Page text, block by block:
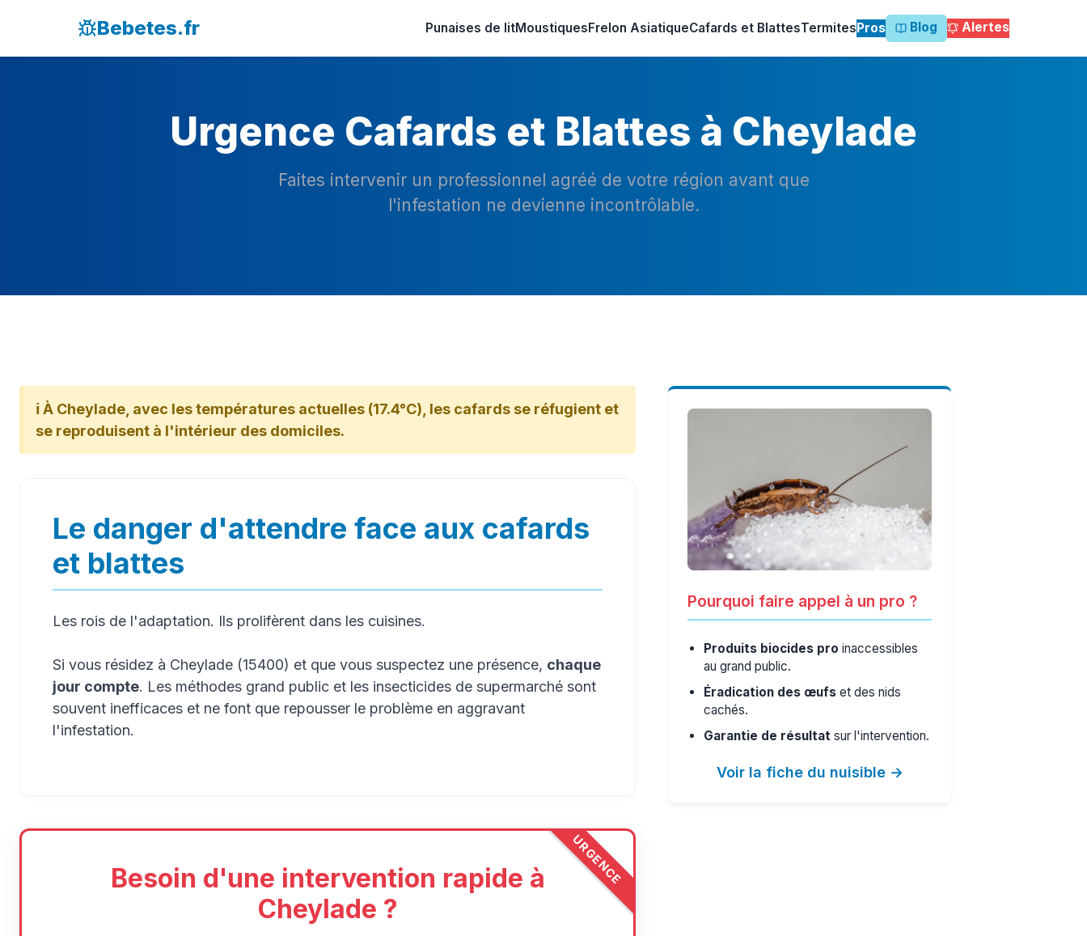
Bebetes.fr Punaises de litMoustiquesFrelon AsiatiqueCafards et BlattesTermitesPros Blog Alertes
Urgence Cafards et Blattes à Cheylade
Faites intervenir un professionnel agréé de votre région avant que
l'infestation ne devienne incontrôlable.
ℹ️ À Cheylade, avec les températures actuelles (17.4°C), les cafards se réfugient et
se reproduisent à l'intérieur des domiciles.
Le danger d'attendre face aux cafards
et blattes
Les rois de l'adaptation. Ils prolifèrent dans les cuisines.
Si vous résidez à Cheylade (15400) et que vous suspectez une présence, chaque
jour compte. Les méthodes grand public et les insecticides de supermarché sont
souvent inefficaces et ne font que repousser le problème en aggravant
l'infestation.
URGENCE
Besoin d'une intervention rapide à
Cheylade ?
Pourquoi faire appel à un pro ?
Produits biocides pro inaccessibles
au grand public.
Éradication des œufs et des nids
cachés.
Garantie de résultat sur l'intervention.
Voir la fiche du nuisible →